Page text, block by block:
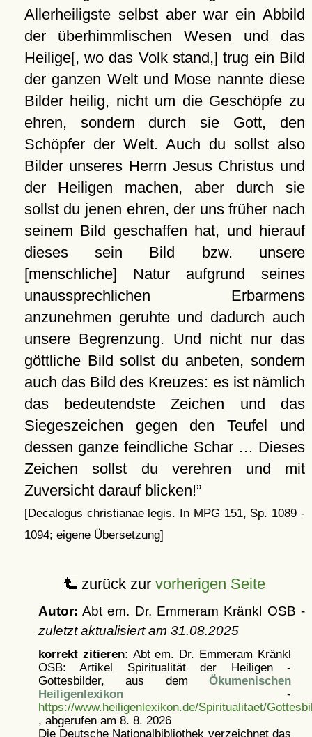
Allerheiligste selbst aber war ein Abbild
der überhimmlischen Wesen und das
Heilige[, wo das Volk stand,] trug ein Bild
der ganzen Welt und Mose nannte diese
Bilder heilig, nicht um die Geschöpfe zu
ehren, sondern durch sie Gott, den
Schöpfer der Welt. Auch du sollst also
Bilder unseres Herrn Jesus Christus und
der Heiligen machen, aber durch sie
sollst du jenen ehren, der uns früher nach
seinem Bild geschaffen hat, und hierauf
dieses sein Bild bzw. unsere
[menschliche] Natur aufgrund seines
unaussprechlichen Erbarmens
anzunehmen geruhte und dadurch auch
unsere Begrenzung. Und nicht nur das
göttliche Bild sollst du anbeten, sondern
auch das Bild des Kreuzes: es ist nämlich
das bedeutendste Zeichen und das
Siegeszeichen gegen den Teufel und
dessen ganze feindliche Schar … Dieses
Zeichen sollst du verehren und mit
Zuversicht darauf blicken!
[Decalogus christianae legis. In MPG 151, Sp. 1089 -
1094; eigene Übersetzung]
zurück zurvorherigen Seite
Autor: Abt em. Dr. Emmeram Kränkl OSB -
zuletzt aktualisiert am 31.08.2025
korrekt zitieren: Abt em. Dr. Emmeram Kränkl
OSB: Artikel Spiritualität der Heiligen -
Gottesbilder, aus dem Ökumenischen
Heiligenlexikon-
https://www.heiligenlexikon.de/Spiritualitaet/
, abgerufen am 8. 8. 2026
Die Deutsche Nationalbibliothek verzeichnet das